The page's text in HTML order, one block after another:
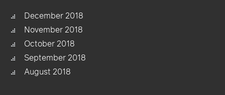
December 2018
November 2018
October 2018
September 2018
August 2018